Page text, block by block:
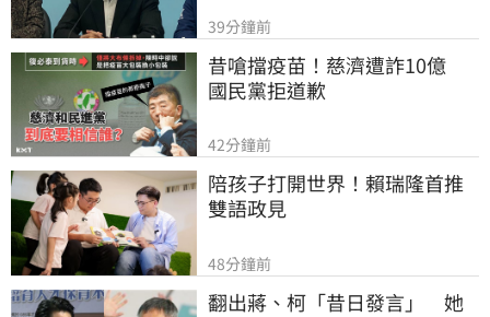
39分鐘前
昔嗆擋疫苗！慈濟遭詐10億
國民黨拒道歉
42分鐘前
陪孩子打開世界！賴瑞隆首推
雙語政見
48分鐘前
翻出蔣、柯「昔日發言」　她